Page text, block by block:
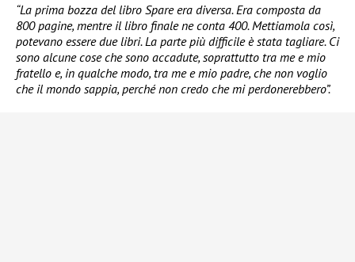
“La prima bozza del libro Spare era diversa. Era composta da
800 pagine, mentre il libro finale ne conta 400. Mettiamola così,
potevano essere due libri. La parte più difficile è stata tagliare. Ci
sono alcune cose che sono accadute, soprattutto tra me e mio
fratello e, in qualche modo, tra me e mio padre, che non voglio
che il mondo sappia, perché non credo che mi perdonerebbero”.